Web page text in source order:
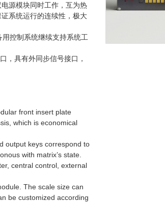
源模块同时工作，互为热
系统运行的连续性，极大
控制系统继续支持系统工
，具有外同步信号接口，
front insert plate
which is economical
output keys correspond to
with matrix’s state.
central control, external
The scale size can
be customized according